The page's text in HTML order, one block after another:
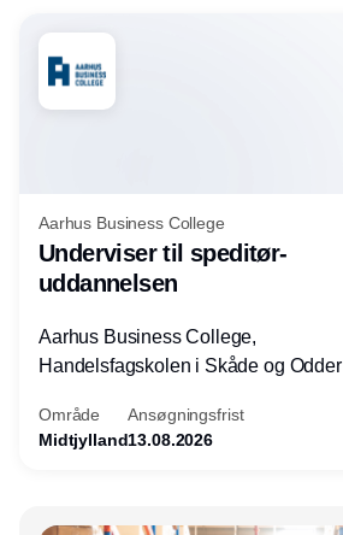
Aarhus Business College
Underviser til speditør-
uddannelsen
Aarhus Business College,
Handelsfagskolen i Skåde og Odder
Område
Midtjylland
Ansøgningsfrist
13.08.2026
Annonce